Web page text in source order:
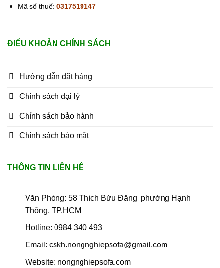
Mã số thuế: 0317519147
ĐIỂU KHOẢN CHÍNH SÁCH
Hướng dẫn đặt hàng
Chính sách đại lý
Chính sách bảo hành
Chính sách bảo mật
THÔNG TIN LIÊN HỆ
Văn Phòng: 58 Thích Bửu Đăng, phường Hạnh
Thông, TP.HCM
Hotline: 0984 340 493
Email: cskh.nongnghiepsofa@gmail.com
Website: nongnghiepsofa.com